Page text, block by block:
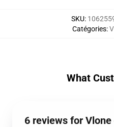
SKU:
Catégories:
What
6 reviews for